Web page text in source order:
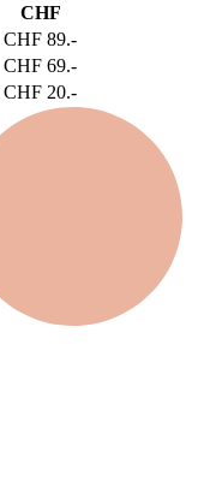
CHF
CHF 89.-
CHF 69.-
CHF 20.-